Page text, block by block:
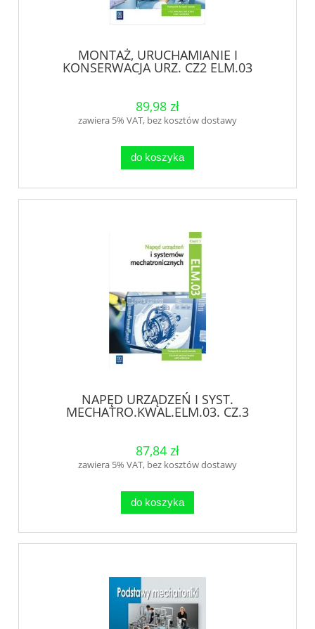
MONTAŻ, URUCHAMIANIE I
KONSERWACJA URZ. CZ2 ELM.03
89,98 zł
zawiera 5% VAT, bez kosztów dostawy
do koszyka
NAPĘD URZĄDZEŃ I SYST.
MECHATRO.KWAL.ELM.03. CZ.3
87,84 zł
zawiera 5% VAT, bez kosztów dostawy
do koszyka